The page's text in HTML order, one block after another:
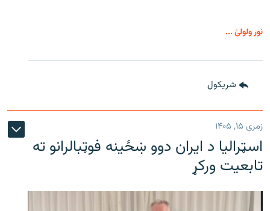
نور ولولئ ...
شريکول
زمری ۱۵, ۱۴۰۵
اسټرالیا د ایران دوو ښځینه فوټبالرانو ته
تابعیت ورکړ